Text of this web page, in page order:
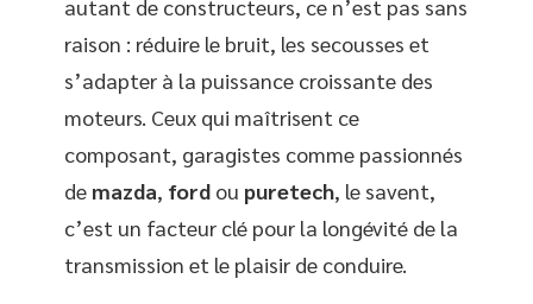
autant de constructeurs, ce n’est pas sans
raison : réduire le bruit, les secousses et
s’adapter à la puissance croissante des
moteurs. Ceux qui maîtrisent ce
composant, garagistes comme passionnés
de mazda, ford ou puretech, le savent,
c’est un facteur clé pour la longévité de la
transmission et le plaisir de conduire.